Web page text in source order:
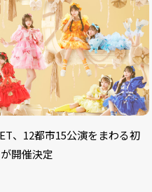
、12都市15公演をまわる初
開催決定